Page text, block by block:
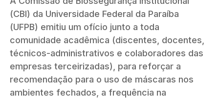
(CBI) da Universidade Federal da Paraíba
(UFPB) emitiu um ofício junto a toda
comunidade acadêmica (discentes, docentes,
técnicos-administrativos e colaboradores das
empresas terceirizadas), para reforçar a
recomendação para o uso de máscaras nos
ambientes fechados, a frequência na